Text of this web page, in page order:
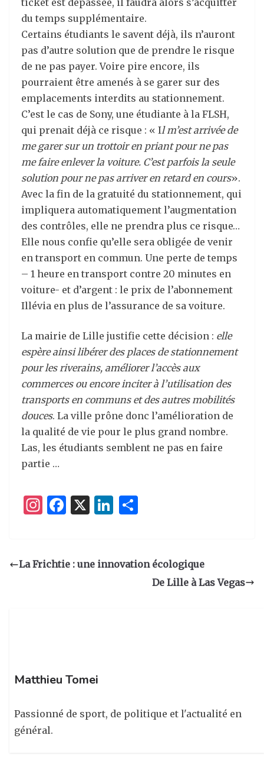
ticket est dépassée, il faudra alors s’acquitter
du temps supplémentaire.
Certains étudiants le savent déjà, ils n’auront
pas d’autre solution que de prendre le risque
de ne pas payer. Voire pire encore, ils
pourraient être amenés à se garer sur des
emplacements interdits au stationnement.
C’est le cas de Sony, une étudiante à la FLSH,
qui prenait déjà ce risque : « Il m’est arrivée de
me garer sur un trottoir en priant pour ne pas
me faire enlever la voiture. C’est parfois la seule
solution pour ne pas arriver en retard en cours».
Avec la fin de la gratuité du stationnement, qui
impliquera automatiquement l’augmentation
des contrôles, elle ne prendra plus ce risque…
Elle nous confie qu’elle sera obligée de venir
en transport en commun. Une perte de temps
– 1 heure en transport contre 20 minutes en
voiture- et d’argent : le prix de l’abonnement
Illévia en plus de l’assurance de sa voiture.
La mairie de Lille justifie cette décision : elle
espère ainsi libérer des places de stationnement
pour les riverains, améliorer l’accès aux
commerces ou encore inciter à l’utilisation des
transports en communs et des autres mobilités
douces. La ville prône donc l’amélioration de
la qualité de vie pour le plus grand nombre.
Las, les étudiants semblent ne pas en faire
partie …
I
a
F
e
X
Li
e
g
er
La Frichtie : une innovation écologique
De Lille à Las Vegas
Matthieu Tomei
Passionné de sport, de politique et l'actualité en
général.